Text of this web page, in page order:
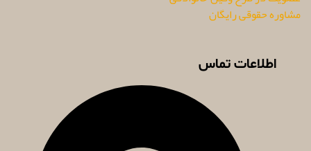
مشاوره حقوقی رایگان
اطلاعات تماس